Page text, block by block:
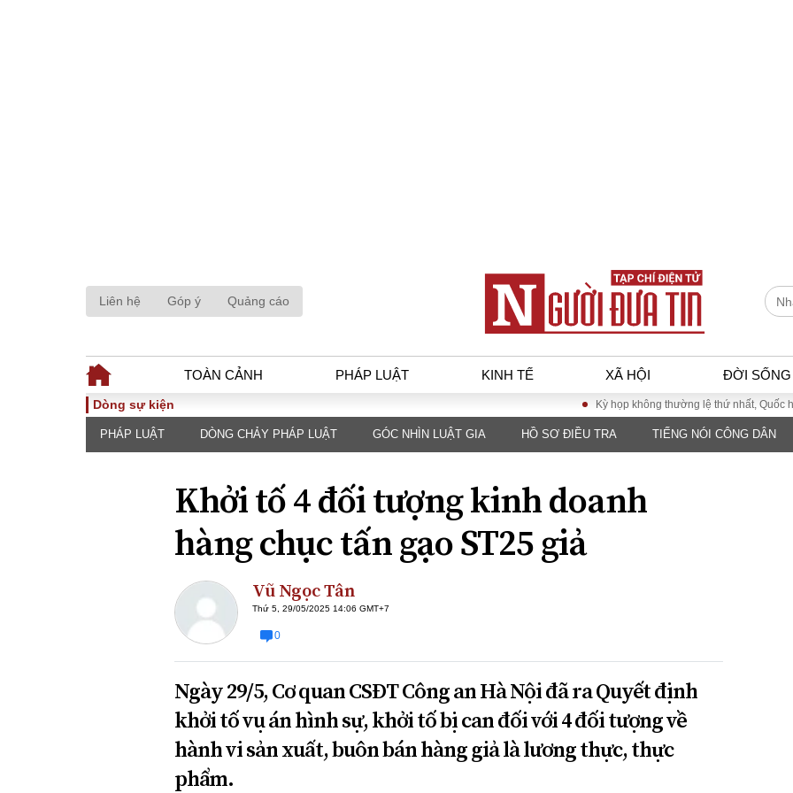
Liên hệ Góp ý Quảng cáo
TOÀN CẢNH PHÁP LUẬT KINH TẾ XÃ HỘI ĐỜI SỐNG
TOÀN CẢNH
Chính sách
Đối thoại
PHÁP LUẬT
luật
Góc nhìn luật gia
Hồ sơ điều tra
Tiếng nói công dân
An ninh - Hình sự
KINH TẾ
Tài chính - Ngân
hàng
Kinh tế vĩ mô
Hồ sơ doanh
Công nghệ
XÃ HỘI
ĐA CHIỀU
Quan điểm
INFOCUS
Dòng sự kiện Kỳ họp không thường lệ thứ nhất, Quốc hội khóa
PHÁP LUẬT DÒNG CHẢY PHÁP LUẬT GÓC NHÌN LUẬT GIA HỒ SƠ ĐIỀU TRA TIẾNG NÓI CÔNG DÂN
Khởi tố 4 đối tượng kinh doanh
hàng chục tấn gạo ST25 giả
Vũ Ngọc Tân
Thứ 5, 29/05/2025 14:06 GMT+7
0
Ngày 29/5, Cơ quan CSĐT Công an Hà Nội đã ra Quyết định
khởi tố vụ án hình sự, khởi tố bị can đối với 4 đối tượng về
hành vi sản xuất, buôn bán hàng giả là lương thực, thực
phẩm.